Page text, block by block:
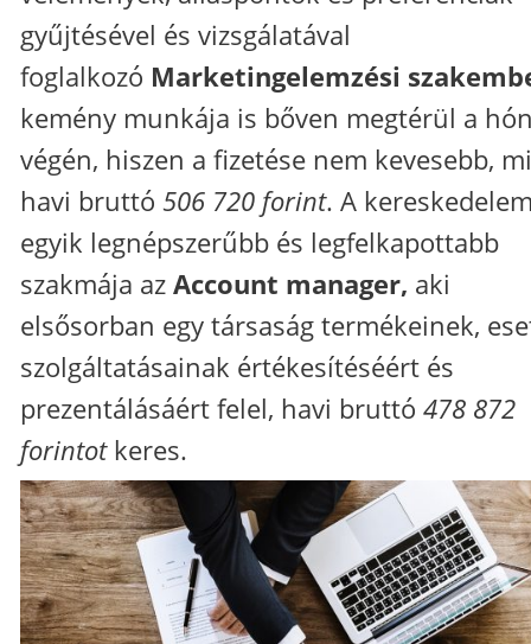
gyűjtésével és vizsgálatával
foglalkozó Marketingelemzési
kemény munkája is bőven megtérül a
végén, hiszen a fizetése nem kevesebb,
havi bruttó 506 720 forint. A
egyik legnépszerűbb és legfelkapottabb
szakmája az Account manager, aki
elsősorban egy társaság termékeinek,
szolgáltatásainak értékesítéséért és
prezentálásáért felel, havi bruttó 478 872
forintotkeres.